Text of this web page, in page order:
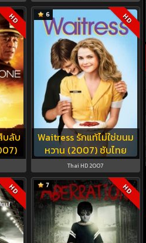
บลับ
HD
Waitress รักแท้ไม่ใช่ขนม
หวาน (2007) ซับไทย
6 HD
Thai HD 2007
HD 7 HD